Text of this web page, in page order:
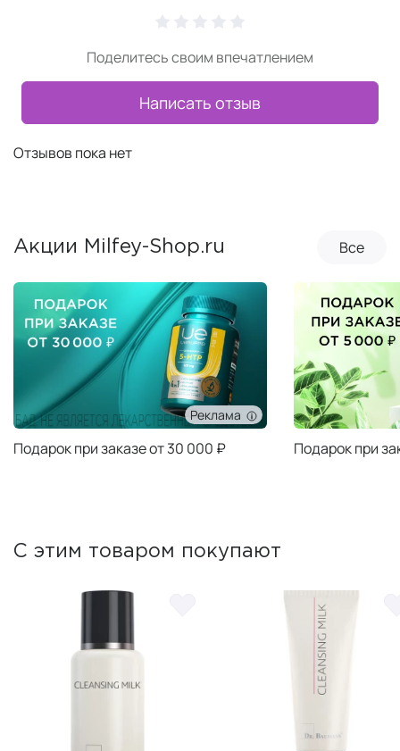
Поделитесь своим впечатлением
Написать отзыв
Отзывов пока нет
Акции Milfey-Shop.ru Все
Реклама
Подарок при заказе от 30 000 ₽ Подарок при
С этим товаром покупают